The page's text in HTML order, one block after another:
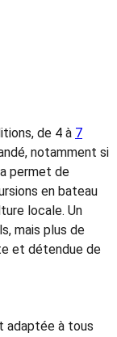
de 4 à 7
notamment si
permet de
en bateau
locale. Un
mais plus de
et détendue de
adaptée à tous